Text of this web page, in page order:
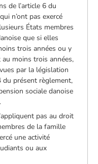
de l’article 6 du
n’ont pas exercé
États membres
que si elles
trois années ou y
moins trois années,
par la législation
du présent règlement,
sociale danoise
pas au droit
de la famille
une activité
ou aux